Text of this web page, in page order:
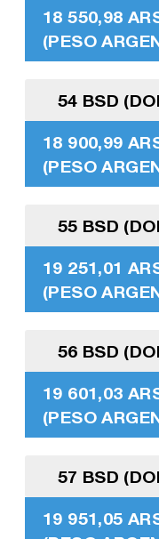
18 550,98
(PESO
54 BSD
18 900,99
(PESO
55 BSD
19 251,01
(PESO
56 BSD
19 601,03
(PESO
57 BSD
19 951,05